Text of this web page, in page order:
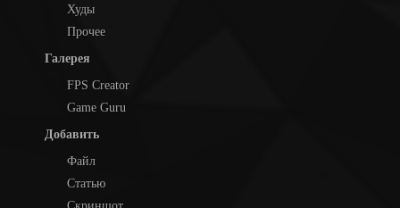
Худы
Прочее
Галерея
FPS Creator
Game Guru
Добавить
Файл
Статью